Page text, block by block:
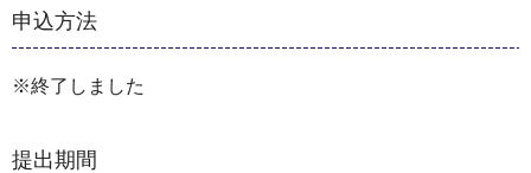
申込方法
※終了しました
提出期間